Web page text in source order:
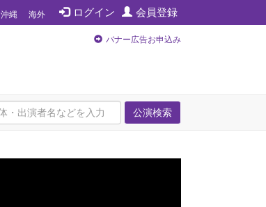
ログイン 会員登録
沖縄 海外
バナー広告お申込み
公演検索